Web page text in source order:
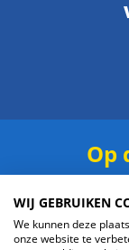
Op
WIJ GEBRUIKEN
We kunnen deze
onze website te